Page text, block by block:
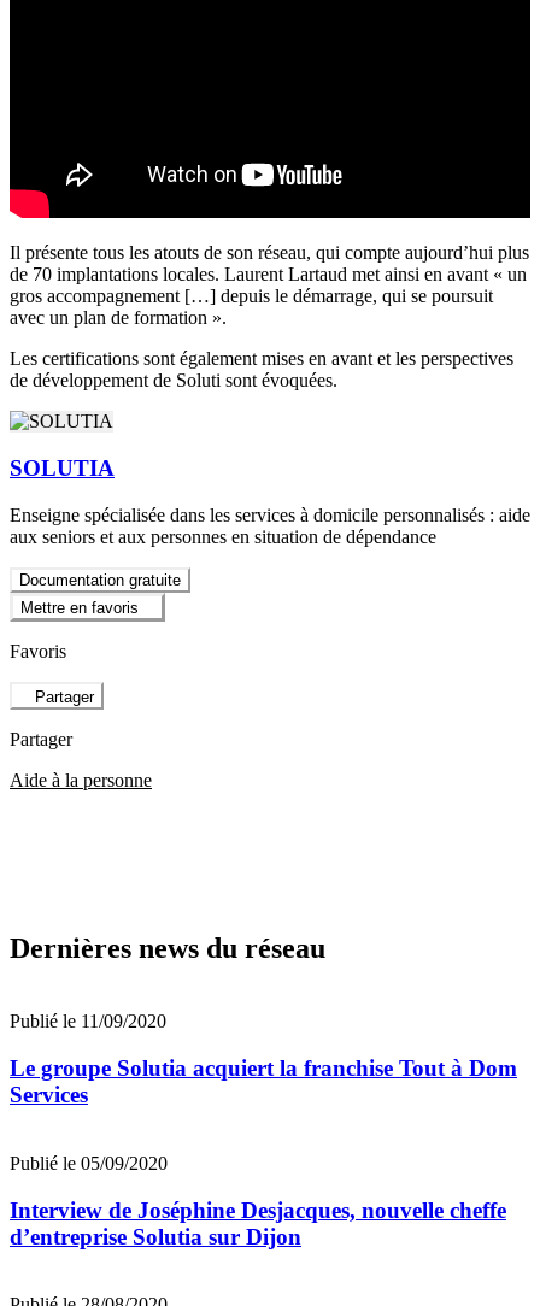
Il présente tous les atouts de son réseau, qui compte aujourd’hui plus
de 70 implantations locales. Laurent Lartaud met ainsi en avant « un
gros accompagnement […] depuis le démarrage, qui se poursuit
avec un plan de formation ».
Les certifications sont également mises en avant et les perspectives
de développement de Soluti sont évoquées.
SOLUTIA
Enseigne spécialisée dans les services à domicile personnalisés : aide
aux seniors et aux personnes en situation de dépendance
Documentation gratuite
Mettre en favoris
Favoris
Partager
Partager
Aide à la personne
Dernières news du réseau
Publié le 11/09/2020
Le groupe Solutia acquiert la franchise Tout à Dom
Services
Publié le 05/09/2020
Interview de Joséphine Desjacques, nouvelle cheffe
d’entreprise Solutia sur Dijon